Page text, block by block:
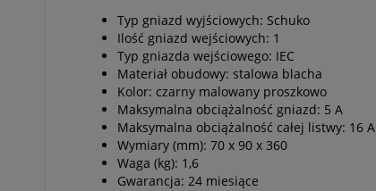
Typ gniazd wyjściowych: Schuko
Ilość gniazd wejściowych: 1
Typ gniazda wejściowego: IEC
Materiał obudowy: stalowa blacha
Kolor: czarny malowany proszkowo
Maksymalna obciążalność gniazd: 5 A
Maksymalna obciążalność całej listwy: 16 A
Wymiary (mm): 70 x 90 x 360
Waga (kg): 1,6
Gwarancja: 24 miesiące